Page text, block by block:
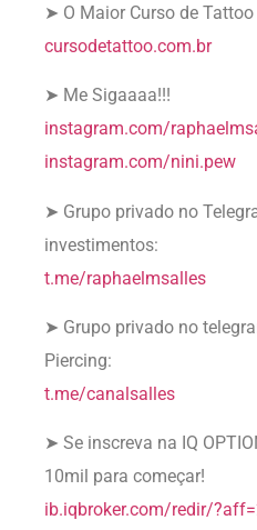
➤ O Maior Curso de
cursodetattoo.com.br
➤ Me Sigaaaa!!!
instagram.com/
instagram.com/nini.pew
➤ Grupo privado no
investimentos:
t.me/raphaelmsalles
➤ Grupo privado no
Piercing:
t.me/canalsalles
➤ Se inscreva na IQ
10mil para começar!
ib.iqbroker.com/redir/